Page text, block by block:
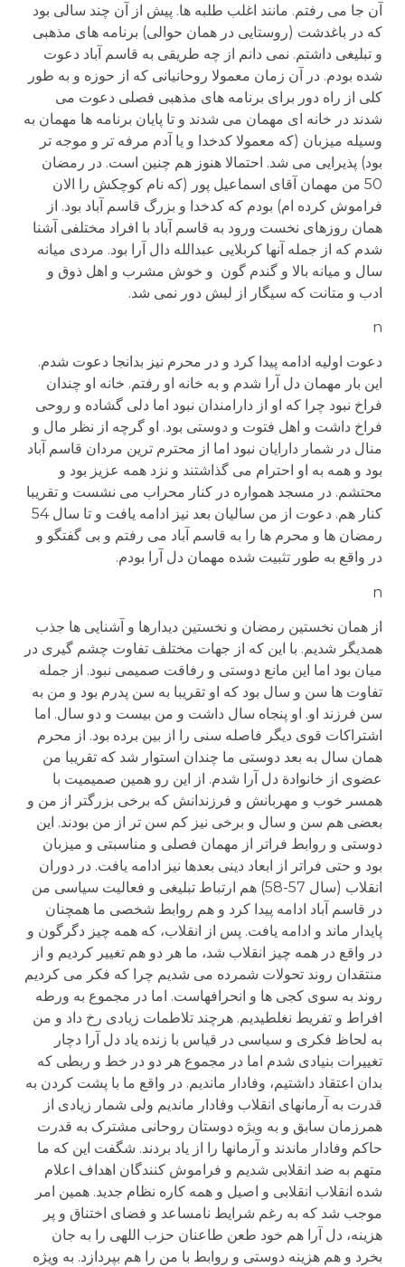
آن جا می رفتم. مانند اغلب طلبه ها. پیش از آن چند سالی بود
که در باغدشت (روستایی در همان حوالی) برنامه های مذهبی
و تبلیغی داشتم. نمی دانم از چه طریقی به قاسم آباد دعوت
شده بودم. در آن زمان معمولا روحانیانی که از حوزه و به طور
کلی از راه دور برای برنامه های مذهبی فصلی دعوت می
شدند در خانه ای مهمان می شدند و تا پایان برنامه ها مهمان به
وسیله میزبان (که معمولا کدخدا و یا آدم مرفه تر و موجه تر
بود) پذیرایی می شد. احتمالا هنوز هم چنین است. در رمضان
50 من مهمان آقای اسماعیل پور (که نام کوچکش را الان
فراموش کرده ام) بودم که کدخدا و بزرگ قاسم آباد بود. از
همان روزهای نخست ورود به قاسم آباد با افراد مختلفی آشنا
شدم که از جمله آنها کربلایی عبدالله دال آرا بود. مردی میانه
سال و میانه بالا و گندم گون و خوش مشرب و اهل ذوق و
ادب و متانت که سیگار از لبش دور نمی شد.
n
دعوت اولیه ادامه پیدا کرد و در محرم نیز بدانجا دعوت شدم.
این بار مهمان دل آرا شدم و به خانه او رفتم. خانه او چندان
فراخ نبود چرا که او از دارامندان نبود اما دلی گشاده و روحی
فراخ داشت و اهل فتوت و دوستی بود. او گرچه از نظر مال و
منال در شمار دارایان نبود اما از محترم ترین مردان قاسم آباد
بود و همه به او احترام می گذاشتند و نزد همه عزیز بود و
محتشم. در مسجد همواره در کنار محراب می نشست و تقریبا
کنار هم. دعوت از من سالیان بعد نیز ادامه یافت و تا سال 54
رمضان ها و محرم ها را به قاسم آباد می رفتم و بی گفتگو و
در واقع به طور تثبیت شده مهمان دل آرا بودم.
n
از همان نخستین رمضان و نخستین دیدارها و آشنایی ها جذب
همدیگر شدیم. با این که از جهات مختلف تفاوت چشم گیری در
میان بود اما این مانع دوستی و رفاقت صمیمی نبود. از جمله
تفاوت ها سن و سال بود که او تقریبا به سن پدرم بود و من به
سن فرزند او. او پنجاه سال داشت و من بیست و دو سال. اما
اشتراکات قوی دیگر فاصله سنی را از بین برده بود. از محرم
همان سال به بعد دوستی ما چندان استوار شد که تقریبا من
عضوی از خانوادة دل آرا شدم. از این رو همین صمیمیت با
همسر خوب و مهربانش و فرزندانش که برخی بزرگتر از من و
بعضی هم سن و سال و برخی نیز کم سن تر از من بودند. این
دوستی و روابط فراتر از مهمان فصلی و مناسبتی و میزبان
بود و حتی فراتر از ابعاد دینی بعدها نیز ادامه یافت. در دوران
انقلاب (سال 57-58) هم ارتباط تبلیغی و فعالیت سیاسی من
در قاسم آباد ادامه پیدا کرد و هم روابط شخصی ما همچنان
پایدار ماند و ادامه یافت. پس از انقلاب، که همه چیز دگرگون و
در واقع در همه چیز انقلاب شد، ما هر دو هم تغییر کردیم و از
منتقدان روند تحولات شمرده می شدیم چرا که فکر می کردیم
روند به سوی کجی ها و انحرافهاست. اما در مجموع به ورطه
افراط و تفریط نغلطیدیم. هرچند تلاطمات زیادی رخ داد و من
به لحاظ فکری و سیاسی در قیاس با زنده یاد دل آرا دچار
تغییرات بنیادی شدم اما در مجموع هر دو در خط و ربطی که
بدان اعتقاد داشتیم، وفادار ماندیم. در واقع ما با پشت کردن به
قدرت به آرمانهای انقلاب وفادار ماندیم ولی شمار زیادی از
همرزمان سابق و به ویژه دوستان روحانی مشترک به قدرت
حاکم وفادار ماندند و آرمانها را از یاد بردند. شگفت این که ما
متهم به ضد انقلابی شدیم و فراموش کنندگان اهداف اعلام
شده انقلاب انقلابی و اصیل و همه کاره نظام جدید. همین امر
موجب شد که به رغم شرایط نامساعد و فضای اختناق و پر
هزینه، دل آرا هم خود طعن طاعنان حزب اللهی را به جان
بخرد و هم هزینه دوستی و روابط با من را هم بپردازد. به ویژه